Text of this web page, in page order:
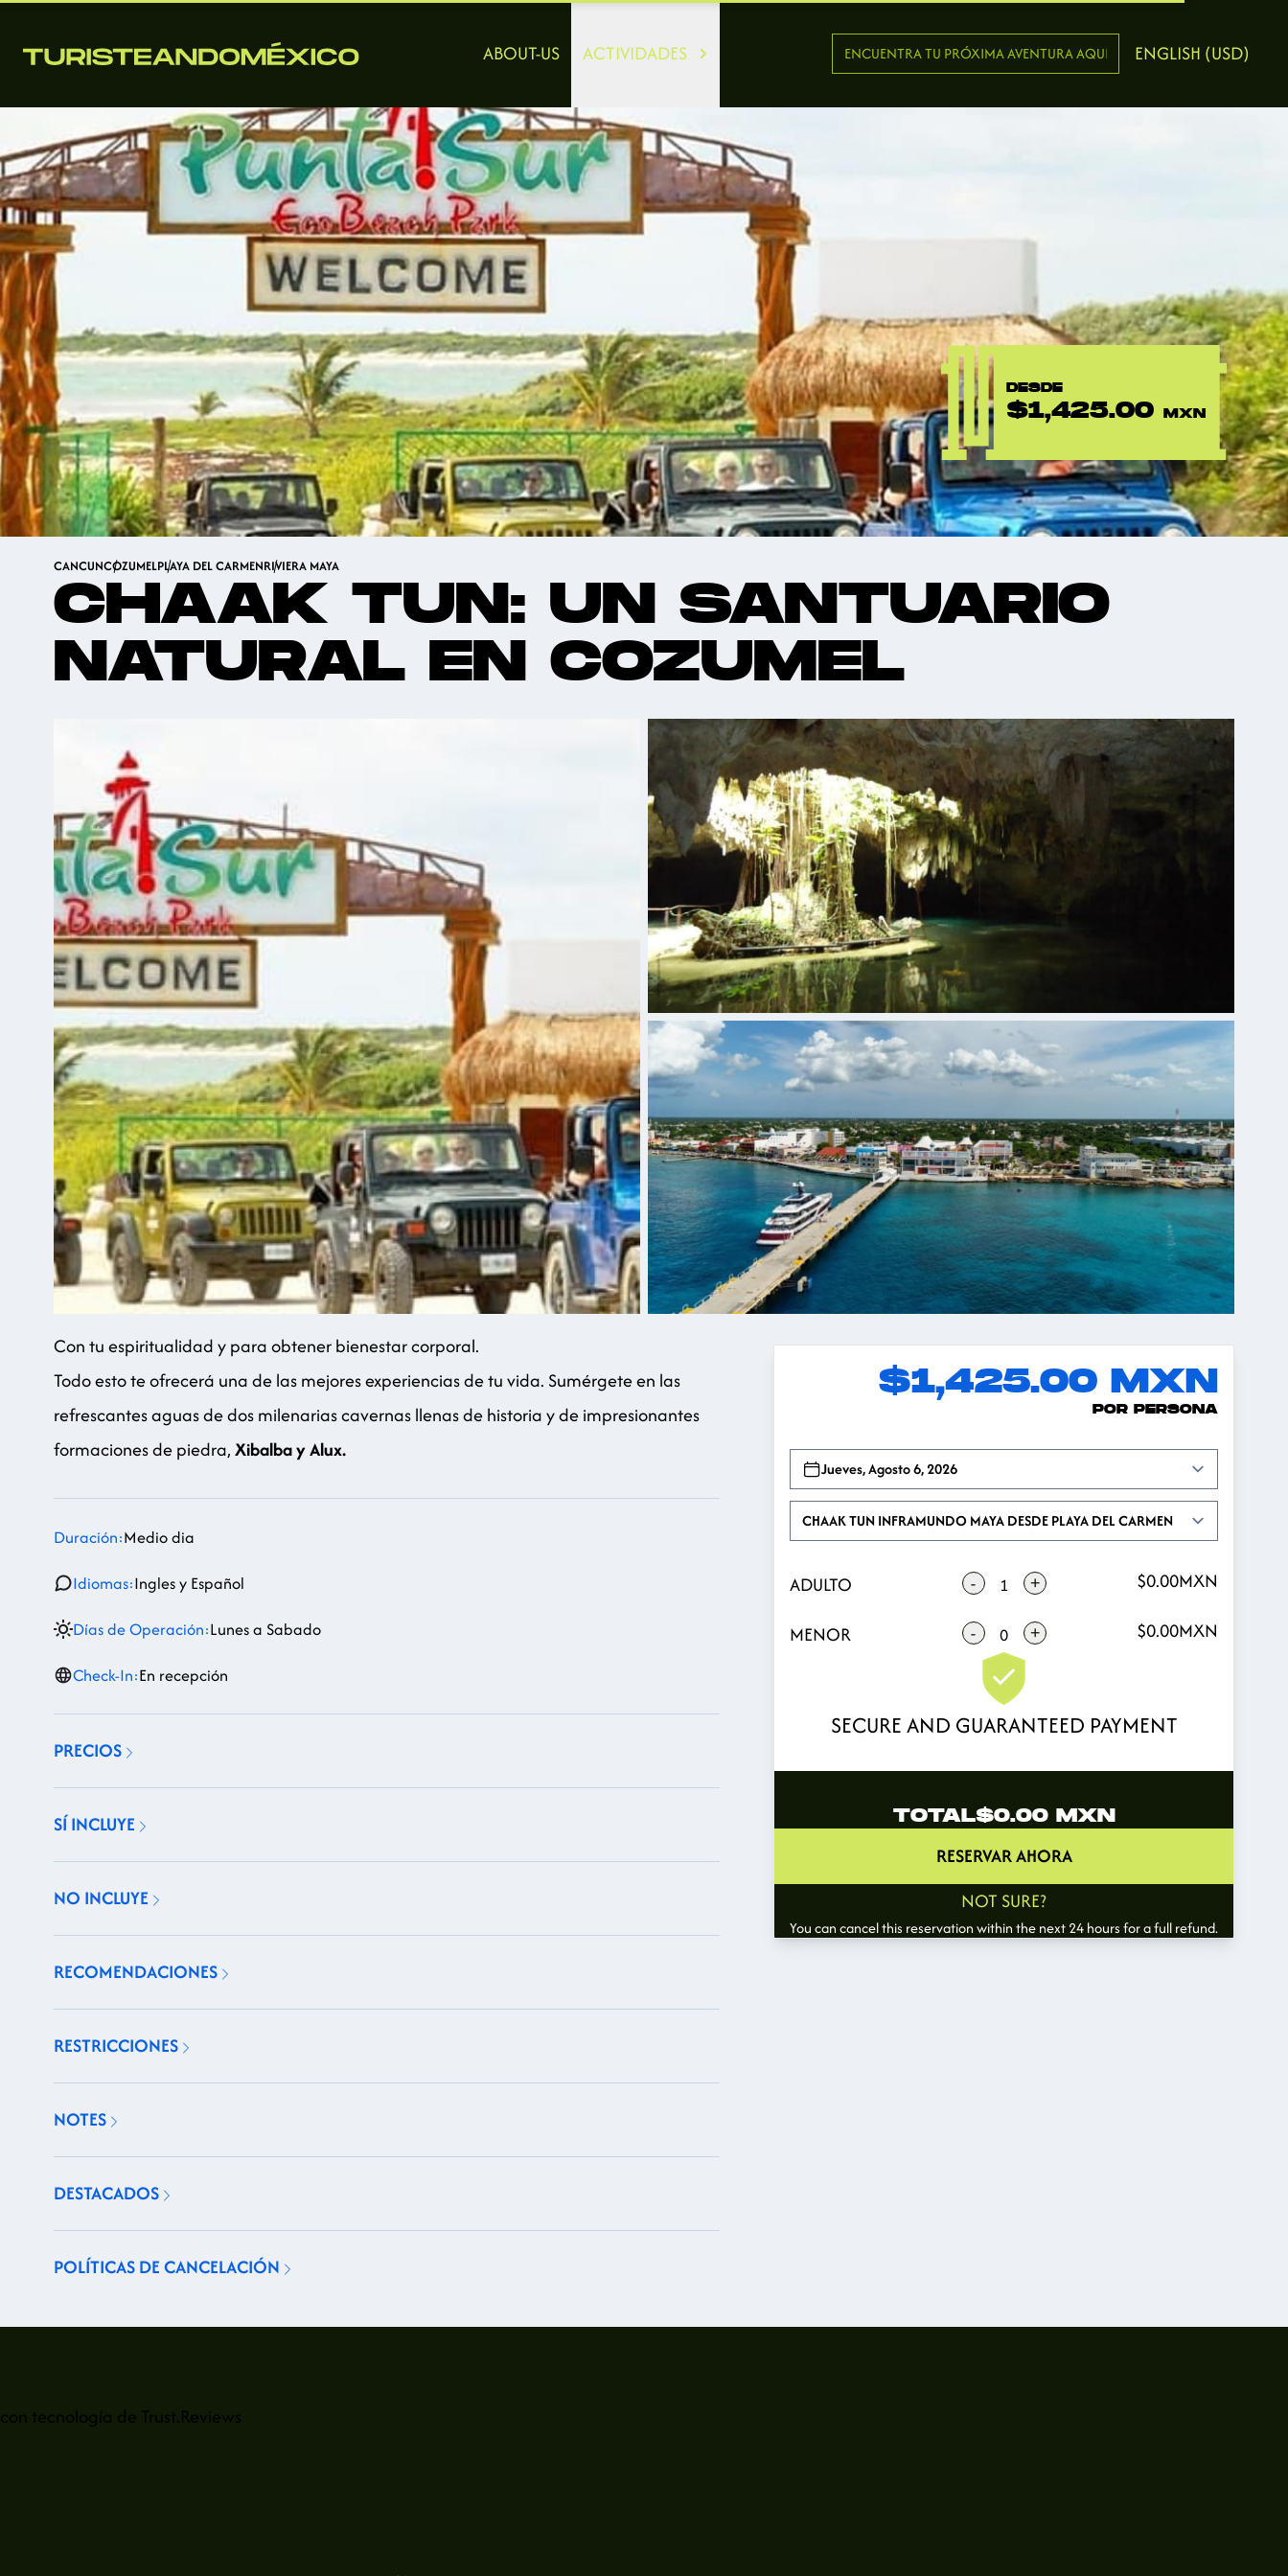
ABOUT-US ACTIVIDADES ENGLISH (USD)
DESDE
$1,425.00MXN
CANCUNCOZUMELPLAYA DEL CARMENRIVIERA MAYA
CHAAK TUN: UN SANTUARIO
NATURAL EN COZUMEL
Con tu espiritualidad y para obtener bienestar corporal.
Todo esto te ofrecerá una de las mejores experiencias de tu vida. Sumérgete en las
refrescantes aguas de dos milenarias cavernas llenas de historia y de impresionantes
formaciones de piedra,Xibalba y Alux.
Duración:Medio dia
Idiomas:Ingles y Español
Días de Operación:Lunes a Sabado
Check-In:En recepción
$1,425.00 MXN
POR PERSONA
Jueves, Agosto 6, 2026
ADULTO - 1 + $0.00MXN
MENOR - 0 + $0.00MXN
SECURE AND GUARANTEED PAYMENT
TOTAL$0.00 MXN
RESERVAR AHORA
NOT SURE?
You can cancel this reservation within the next 24 hours for a full refund.
PRECIOS
SÍ INCLUYE
NO INCLUYE
RECOMENDACIONES
RESTRICCIONES
NOTES
DESTACADOS
POLÍTICAS DE CANCELACIÓN
con tecnología de Trust.Reviews